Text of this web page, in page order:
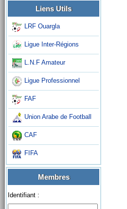
Liens Utils
LRF Ouargla
Ligue Inter-Régions
L.N.F Amateur
Ligue Professionnel
FAF
Union Arabe de Football
CAF
FIFA
Membres
Identifiant :